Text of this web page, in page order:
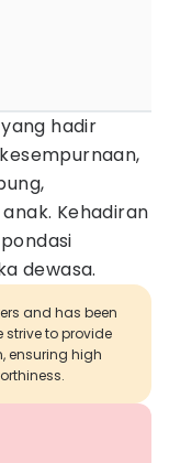
hadir
Kehadiran
dewasa.
and has been
strive to provide
ensuring high